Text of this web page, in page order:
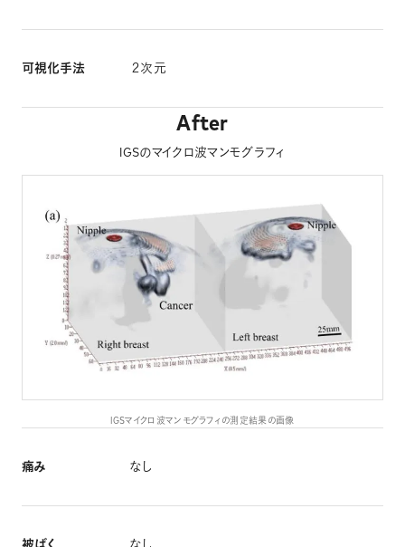
可視化手法 ２次元
After
IGSのマイクロ波マンモグラフィ
IGSマイクロ波マンモグラフィの測定結果の画像
痛み なし